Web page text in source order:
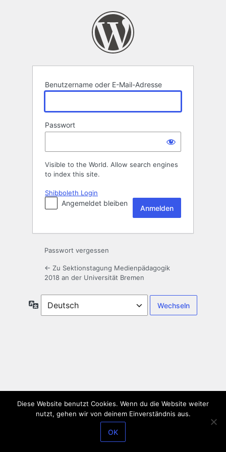
Benutzername oder E-Mail-Adresse
Passwort
Visible to the World. Allow search engines
to index this site.
Shibboleth Login
Angemeldet bleiben
Passwort vergessen
← Zu Sektionstagung Medienpädagogik
2018 an der Universität Bremen
Sprache
Diese Website benutzt Cookies. Wenn du die Website weiter
nutzt, gehen wir von deinem Einverständnis aus.
OK